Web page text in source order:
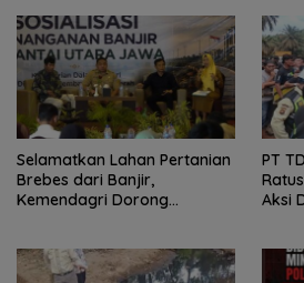
Selamatkan Lahan Pertanian
Brebes dari Banjir,
Kemendagri Dorong
PT
Aksi